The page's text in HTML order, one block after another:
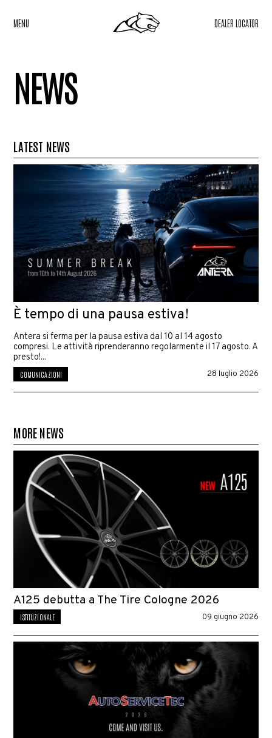
MENU DEALER LOCATOR
NEWS
LATEST NEWS
È tempo di una pausa estiva!
Antera si ferma per la pausa estiva dal 10 al 14 agosto
compresi. Le attività riprenderanno regolarmente il 17 agosto. A
presto!...
COMUNICAZIONI 28 luglio 2026
MORE NEWS
A125 debutta a The Tire Cologne 2026
ISTITUZIONALE 09 giugno 2026